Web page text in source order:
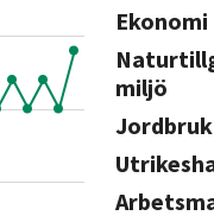
Ekonomi
miljö
Jordbruk